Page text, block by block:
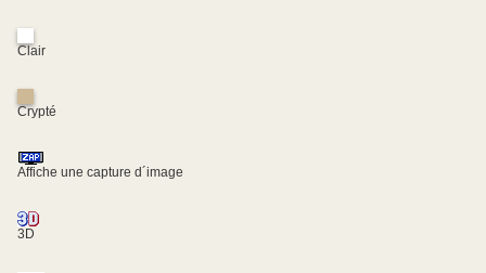
Clair
Crypté
Affiche une capture d´image
3D